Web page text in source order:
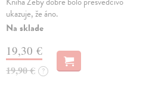
ukazuje, že áno.
Na sklade
19,30 €
19,90 € ?